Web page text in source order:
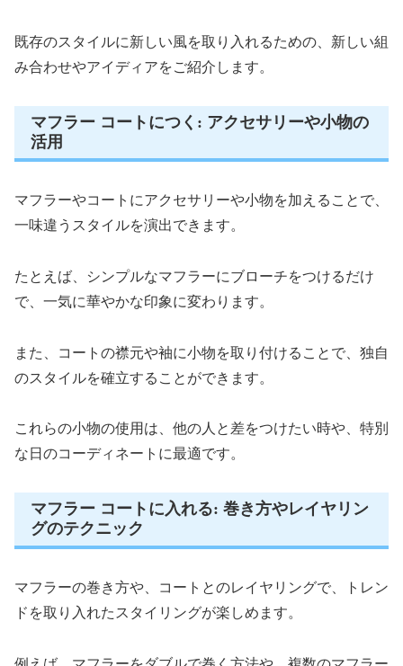
既存のスタイルに新しい風を取り入れるための、新しい組
み合わせやアイディアをご紹介します。
マフラー コートにつく: アクセサリーや小物の
活用
マフラーやコートにアクセサリーや小物を加えることで、
一味違うスタイルを演出できます。
たとえば、シンプルなマフラーにブローチをつけるだけ
で、一気に華やかな印象に変わります。
また、コートの襟元や袖に小物を取り付けることで、独自
のスタイルを確立することができます。
これらの小物の使用は、他の人と差をつけたい時や、特別
な日のコーディネートに最適です。
マフラー コートに入れる: 巻き方やレイヤリン
グのテクニック
マフラーの巻き方や、コートとのレイヤリングで、トレン
ドを取り入れたスタイリングが楽しめます。